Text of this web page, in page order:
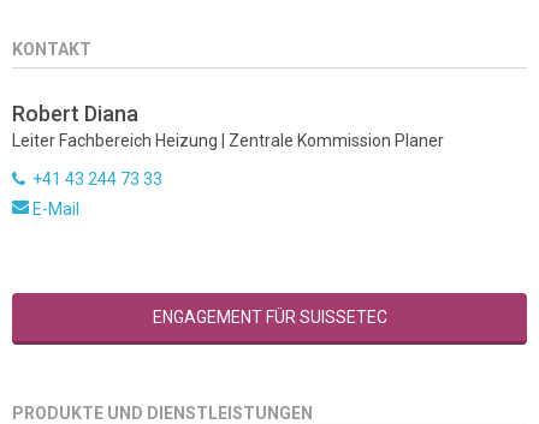
KONTAKT
Robert Diana
Leiter Fachbereich Heizung | Zentrale Kommission Planer
+41 43 244 73 33
E-Mail
ENGAGEMENT FÜR SUISSETEC
PRODUKTE UND DIENSTLEISTUNGEN